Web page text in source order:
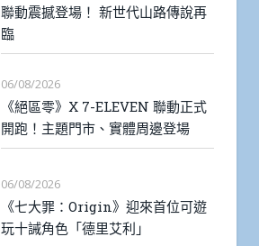
聯動震撼登場！ 新世代山路傳說再
臨
06/08/2026
《絕區零》X 7-ELEVEN 聯動正式
開跑！主題門市、實體周邊登場
06/08/2026
《七大罪：Origin》迎來首位可遊
玩十誡角色「德里艾利」